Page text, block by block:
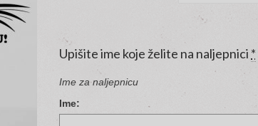
Upišite ime koje želite na naljepnici *
Ime za naljepnicu
Ime: